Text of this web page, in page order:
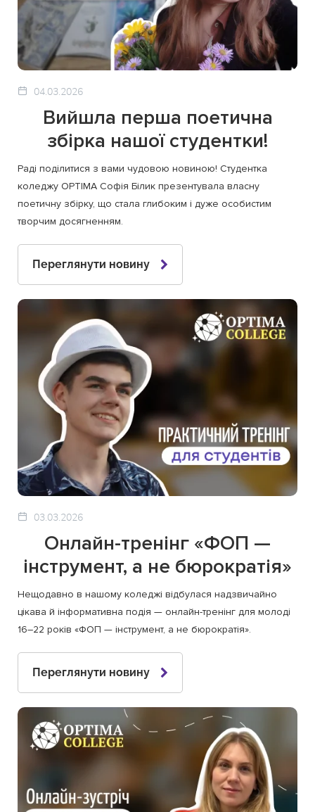
04.03.2026
Вийшла перша поетична
збірка нашої студентки!
Раді поділитися з вами чудовою новиною! Студентка
коледжу OPTIMA Софія Білик презентувала власну
поетичну збірку, що стала глибоким і дуже особистим
творчим досягненням.
Переглянути новину
03.03.2026
Онлайн-тренінг «ФОП —
інструмент, а не бюрократія»
Нещодавно в нашому коледжі відбулася надзвичайно
цікава й інформативна подія — онлайн-тренінг для молоді
16–22 років «ФОП — інструмент, а не бюрократія».
Переглянути новину